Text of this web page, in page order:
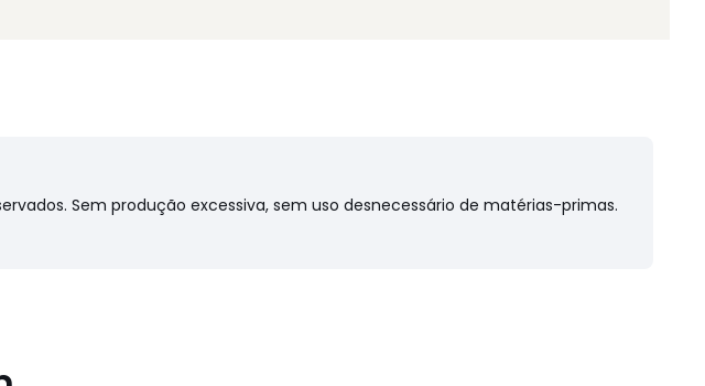
Sem produção excessiva, sem uso desnecessário de matérias-primas.